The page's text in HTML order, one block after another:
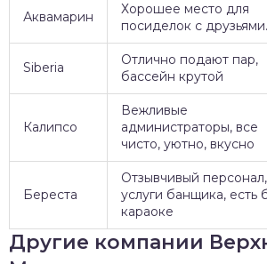
Аквамарин
Хорошее место для
посиделок с друзьями.
Siberia
Отлично подают пар,
бассейн крутой
Калипсо
Вежливые
администраторы, все
чисто, уютно, вкусно
Береста
Отзывчивый персонал,
услуги банщика, есть
караоке
Другие компании